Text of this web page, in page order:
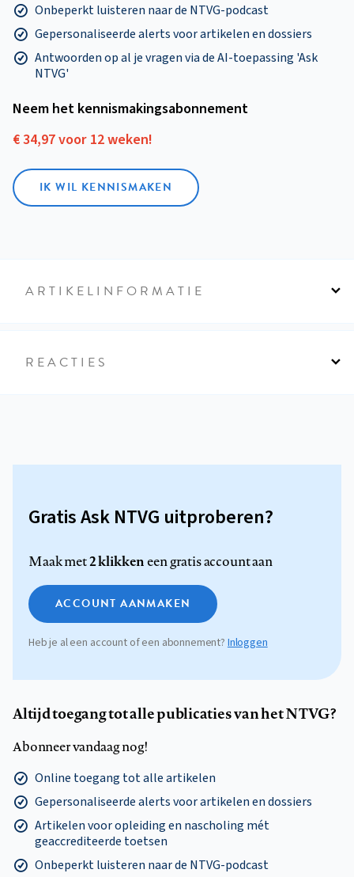
Onbeperkt luisteren naar de NTVG-podcast
Gepersonaliseerde alerts voor artikelen en dossiers
Antwoorden op al je vragen via de AI-toepassing 'Ask
NTVG'
Neem het kennismakings­abonnement
€ 34,97 voor 12 weken!
IK WIL KENNISMAKEN
ARTIKELINFORMATIE
REACTIES
Gratis Ask NTVG uitproberen?
Maak met2 klikkeneen gratis account aan
ACCOUNT AANMAKEN
Heb je al een account of een abonnement?Inloggen
Altijd toegang tot alle publicaties van het NTVG?
Abonneer vandaag nog!
Online toegang tot alle artikelen
Gepersonaliseerde alerts voor artikelen en dossiers
Artikelen voor opleiding en nascholing mét
geaccrediteerde toetsen
Onbeperkt luisteren naar de NTVG-podcast